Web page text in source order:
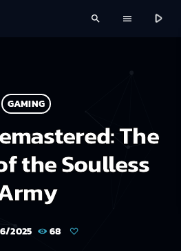
search menu play_arrow
GAMING
The
the Soulless
2025 68